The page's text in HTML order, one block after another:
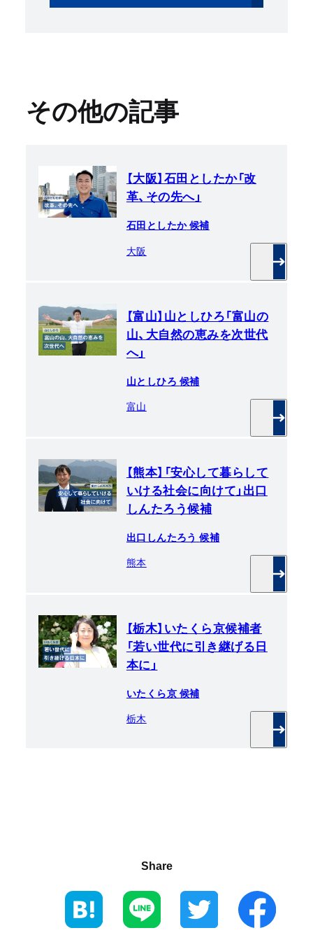
その他の記事
【大阪】石田としたか「改
革、その先へ」
石田としたか候補
大阪
【富山】山としひろ「富山の
山、大自然の恵みを次世代
へ」
山としひろ 候補
富山
【熊本】「安心して暮らして
いける社会に向けて」出口
しんたろう候補
出口しんたろう 候補
熊本
【栃木】いたくら京候補者
「若い世代に引き継げる日
本に」
いたくら京候補
栃木
Share